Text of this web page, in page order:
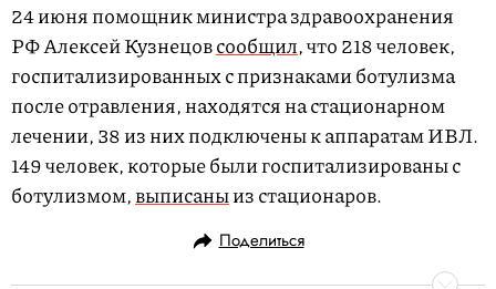
24 июня помощник министра здравоохранения
РФ Алексей Кузнецовсообщил, что 218 человек,
госпитализированных с признаками ботулизма
после отравления, находятся на стационарном
лечении, 38 из них подключены к аппаратам ИВЛ.
149 человек, которые были госпитализированы с
ботулизмом,выписаныиз стационаров.
Поделиться